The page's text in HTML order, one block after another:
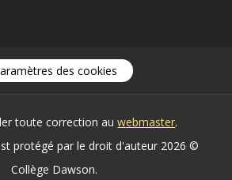
des cookies
toute correction auwebmaster.
protégé par le droit d'auteur 2026 ©
Collège Dawson.